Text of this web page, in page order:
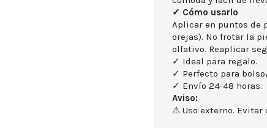
✓ Cómo usarlo
Aplicar en puntos de
orejas). No frotar la
olfativo. Reaplicar
✓ Ideal para regalo.
✓ Perfecto para
✓ Envío 24-48 horas.
Aviso:
⚠ Uso externo.